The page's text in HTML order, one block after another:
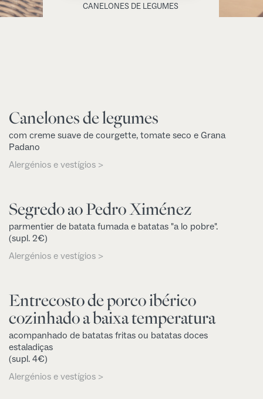
CANELONES DE LEGUMES
Canelones de legumes
com creme suave de courgette, tomate seco e Grana
Padano
Alergénios e vestígios >
Segredo ao Pedro Ximénez
parmentier de batata fumada e batatas "a lo pobre".
(supl. 2€)
Alergénios e vestígios >
Entrecosto de porco ibérico
cozinhado a baixa temperatura
acompanhado de batatas fritas ou batatas doces
estaladiças
(supl. 4€)
Alergénios e vestígios >